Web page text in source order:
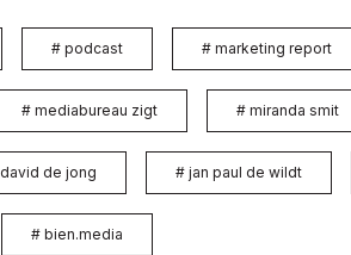
# podcast # marketing report
# mediabureau zigt # miranda smit
david de jong # jan paul de wildt
# bien.media